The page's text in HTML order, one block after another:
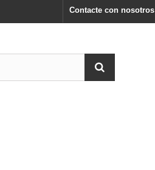
Contacte con nosotros